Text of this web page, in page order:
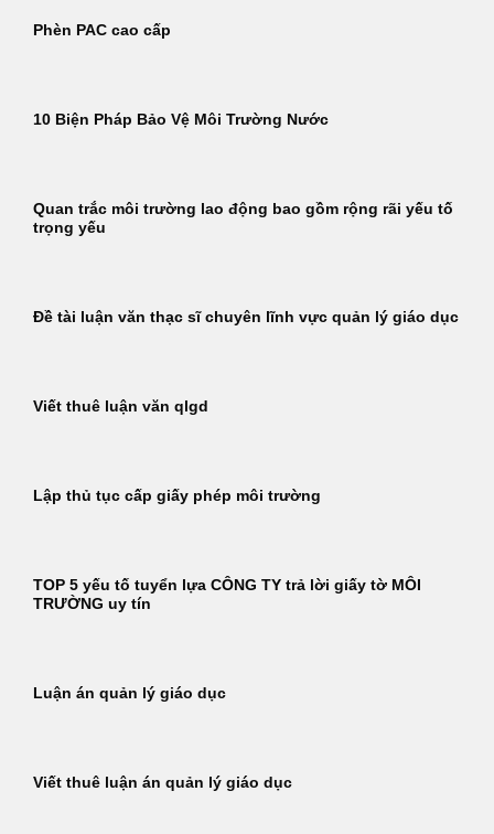
Phèn PAC cao cấp
10 Biện Pháp Bảo Vệ Môi Trường Nước
Quan trắc môi trường lao động bao gồm rộng rãi yếu tố
trọng yếu
Đề tài luận văn thạc sĩ chuyên lĩnh vực quản lý giáo dục
Viết thuê luận văn qlgd
Lập thủ tục cấp giấy phép môi trường
TOP 5 yếu tố tuyển lựa CÔNG TY trả lời giấy tờ MÔI
TRƯỜNG uy tín
Luận án quản lý giáo dục
Viết thuê luận án quản lý giáo dục